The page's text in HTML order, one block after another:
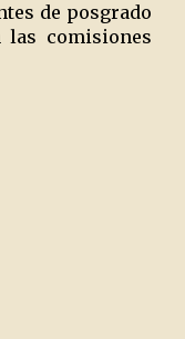
de posgrado
comisiones